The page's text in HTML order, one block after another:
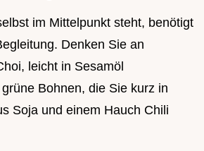
im Mittelpunkt steht, benötigt
Denken Sie an
leicht in Sesamöl
Bohnen, die Sie kurz in
Soja und einem Hauch Chili